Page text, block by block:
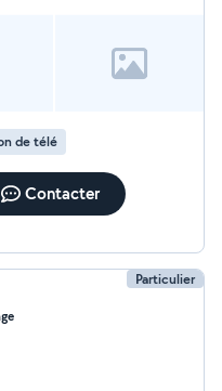
de télé
Contacter
Particulier